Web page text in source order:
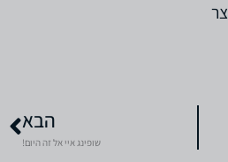
הבא
שופינג איי אל זה היום!